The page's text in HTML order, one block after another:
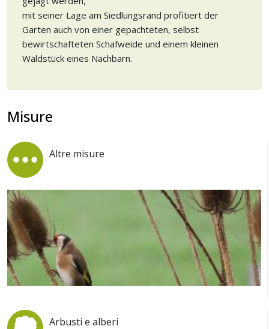
mit seiner Lage am Siedlungsrand profitiert der
Garten auch von einer gepachteten, selbst
bewirtschafteten Schafweide und einem kleinen
Waldstück eines Nachbarn.
Misure
Altre misure
Arbusti e alberi